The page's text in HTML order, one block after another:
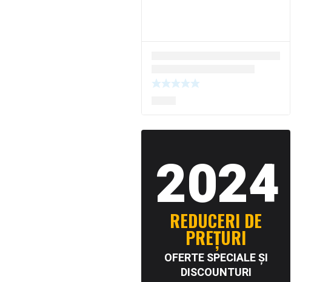
2024
REDUCERI DE
PREȚURI
OFERTE SPECIALE ȘI
DISCOUNTURI